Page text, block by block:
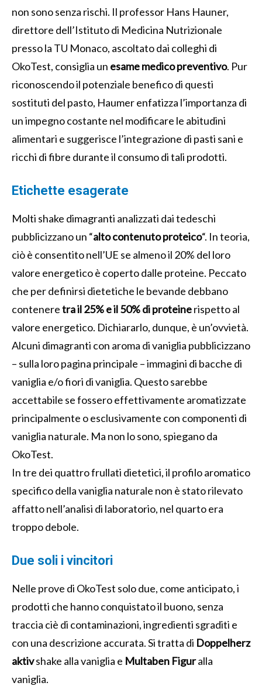
non sono senza rischi. Il professor Hans Hauner,
direttore dell’Istituto di Medicina Nutrizionale
presso la TU Monaco, ascoltato dai colleghi di
OkoTest, consiglia un esame medico preventivo. Pur
riconoscendo il potenziale benefico di questi
sostituti del pasto, Haumer enfatizza l’importanza di
un impegno costante nel modificare le abitudini
alimentari e suggerisce l’integrazione di pasti sani e
ricchi di fibre durante il consumo di tali prodotti.
Etichette esagerate
Molti shake dimagranti analizzati dai tedeschi
pubblicizzano un “alto contenuto proteico“. In teoria,
ciò è consentito nell’UE se almeno il 20% del loro
valore energetico è coperto dalle proteine. Peccato
che per definirsi dietetiche le bevande debbano
conteneretra il 25% e il 50% di proteinerispetto al
valore energetico. Dichiararlo, dunque, è un’ovvietà.
Alcuni dimagranti con aroma di vaniglia pubblicizzano
– sulla loro pagina principale – immagini di bacche di
vaniglia e/o fiori di vaniglia. Questo sarebbe
accettabile se fossero effettivamente aromatizzate
principalmente o esclusivamente con componenti di
vaniglia naturale. Ma non lo sono, spiegano da
OkoTest.
In tre dei quattro frullati dietetici, il profilo aromatico
specifico della vaniglia naturale non è stato rilevato
affatto nell’analisi di laboratorio, nel quarto era
troppo debole.
Due soli i vincitori
Nelle prove di OkoTest solo due, come anticipato, i
prodotti che hanno conquistato il buono, senza
traccia ciè di contaminazioni, ingredienti sgraditi e
con una descrizione accurata. Si tratta di Doppelherz
aktivshake alla vaniglia e Multaben Figuralla
vaniglia.